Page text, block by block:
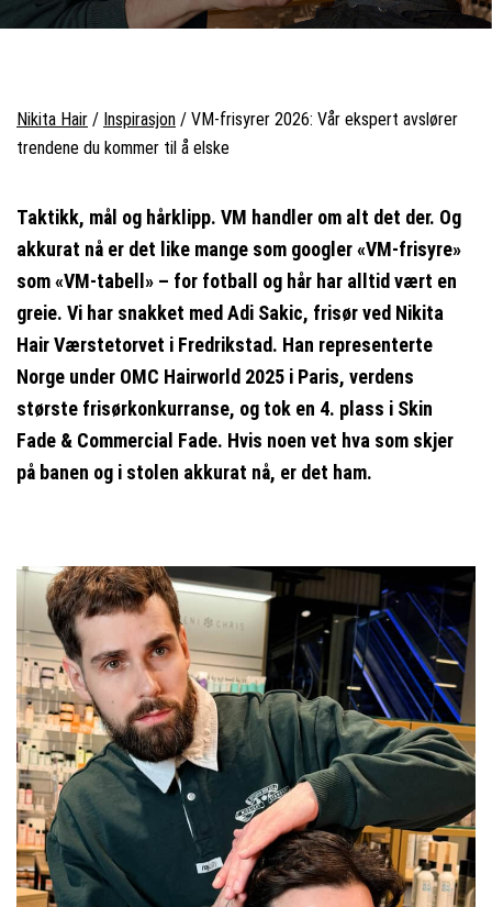
Nikita Hair / Inspirasjon / VM-frisyrer 2026: Vår ekspert avslører
trendene du kommer til å elske
Taktikk, mål og hårklipp. VM handler om alt det der. Og
akkurat nå er det like mange som googler «VM-frisyre»
som «VM-tabell» – for fotball og hår har alltid vært en
greie. Vi har snakket med Adi Sakic, frisør ved Nikita
Hair Værstetorvet i Fredrikstad. Han representerte
Norge under OMC Hairworld 2025 i Paris, verdens
største frisørkonkurranse, og tok en 4. plass i Skin
Fade & Commercial Fade. Hvis noen vet hva som skjer
på banen og i stolen akkurat nå, er det ham.